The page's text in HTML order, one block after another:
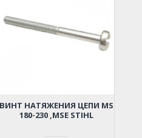
ВИНТ НАТЯЖЕНИЯ ЦЕПИ MS
180-230 ,MSE STIHL